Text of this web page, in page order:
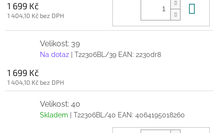
1 699 Kč
1 404,10 Kč bez DPH
Velikost: 39
Na dotaz | T22306BL/39 EAN: 2230dr8
1 699 Kč
1 404,10 Kč bez DPH
Velikost: 40
Skladem | T22306BL/40 EAN: 4064195018260